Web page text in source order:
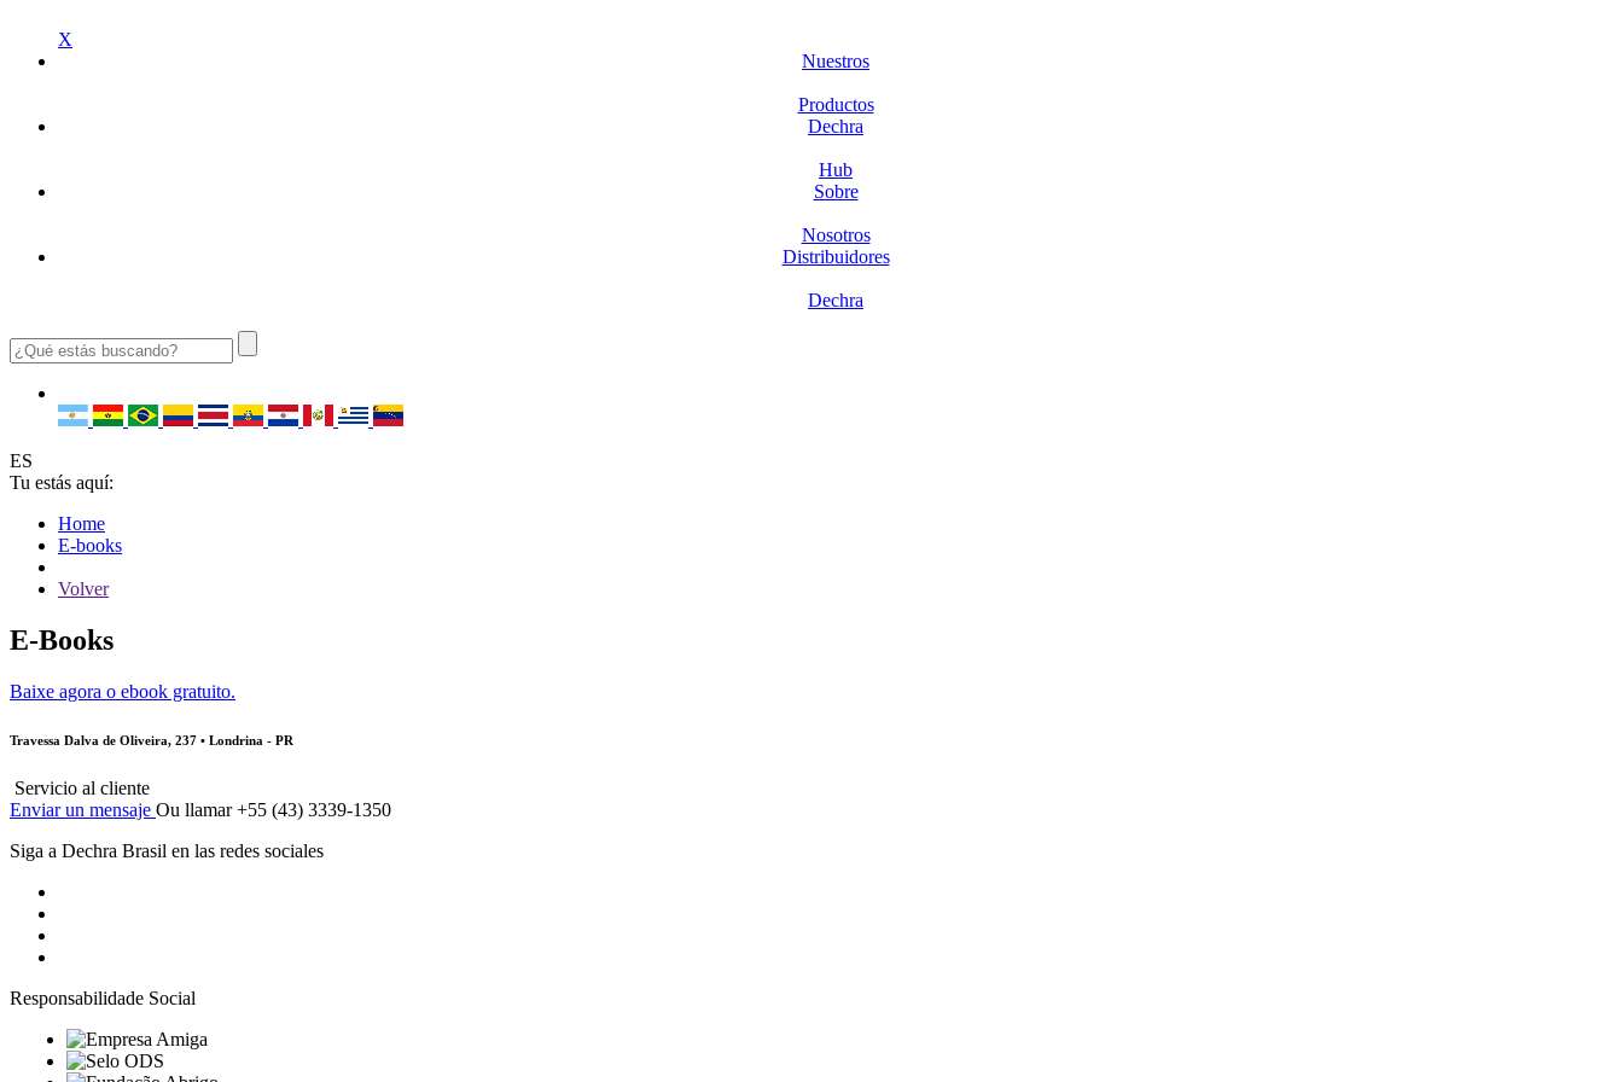
X
Nuestros
Productos
Dechra
Hub
Sobre
Nosotros
Distribuidores
Dechra
ES
Tu estás aquí:
Home
E-books
Volver
E-Books
Baixe agora o ebook gratuito.
Travessa Dalva de Oliveira, 237 • Londrina - PR
Servicio al cliente
Enviar un mensaje Ou llamar +55 (43) 3339-1350
Siga a Dechra Brasil en las redes sociales
Responsabilidade Social